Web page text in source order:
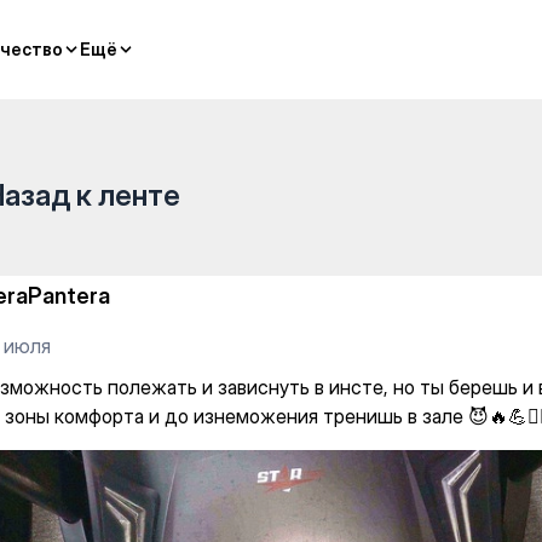
Ещё
Ещё
зависнуть в инсте, но ты
к ленте
июля
полежать и зависнуть в инсте, но ты берешь
зоны комфорта и до изнеможения тренишь в зале